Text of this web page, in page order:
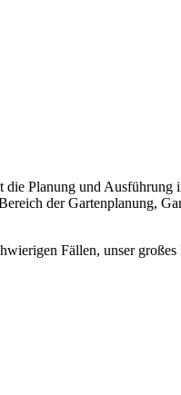
Planung und
der Gartenplanung,
Fällen, unser